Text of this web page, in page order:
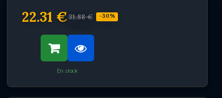
22.31 €31.88 € -30%
En stock